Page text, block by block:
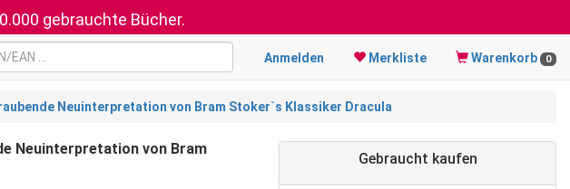
gebrauchte Bücher.
Anmelden Merkliste Warenkorb 0
Neuinterpretation von Bram Stoker`s Klassiker Dracula
Neuinterpretation von Bram
Gebraucht kaufen